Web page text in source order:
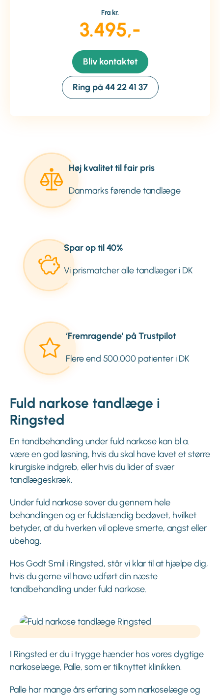
Fra kr.
3.495,-
Bliv kontaktet
Ring på 44 22 41 37
Høj kvalitet til fair pris
Danmarks førende tandlæge
Spar op til 40%
Vi prismatcher alle tandlæger i DK
‘Fremragende’ på Trustpilot
Flere end 500.000 patienter i DK
Fuld narkose tandlæge i
Ringsted
En tandbehandling under fuld narkose kan bl.a.
være en god løsning, hvis du skal have lavet et større
kirurgiske indgreb, eller hvis du lider af svær
tandlægeskræk.
Under fuld narkose sover du gennem hele
behandlingen og er fuldstændig bedøvet, hvilket
betyder, at du hverken vil opleve smerte, angst eller
ubehag.
Hos Godt Smil i Ringsted, står vi klar til at hjælpe dig,
hvis du gerne vil have udført din næste
tandbehandling under fuld narkose.
I Ringsted er du i trygge hænder hos vores dygtige
narkoselæge, Palle, som er tilknyttet klinikken.
Palle har mange års erfaring som narkoselæge og